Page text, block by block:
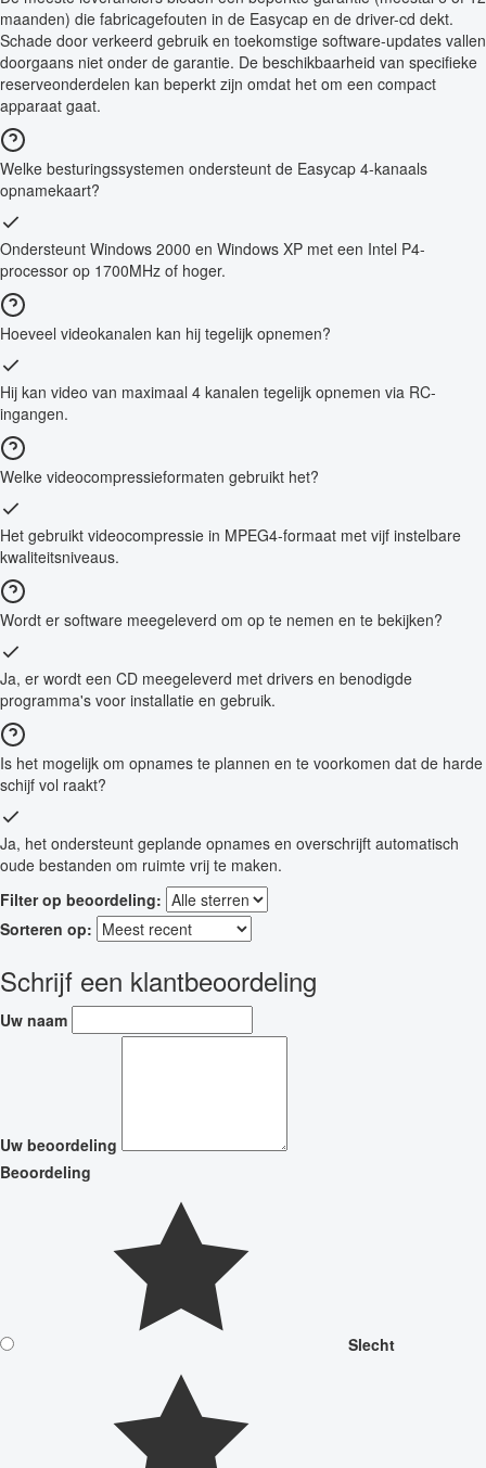
maanden) die fabricagefouten in de Easycap en de driver-cd dekt.
Schade door verkeerd gebruik en toekomstige software-updates vallen
doorgaans niet onder de garantie. De beschikbaarheid van specifieke
reserveonderdelen kan beperkt zijn omdat het om een compact
apparaat gaat.
Welke besturingssystemen ondersteunt de Easycap 4-kanaals
opnamekaart?
Ondersteunt Windows 2000 en Windows XP met een Intel P4-
processor op 1700MHz of hoger.
Hoeveel videokanalen kan hij tegelijk opnemen?
Hij kan video van maximaal 4 kanalen tegelijk opnemen via RC-
ingangen.
Welke videocompressieformaten gebruikt het?
Het gebruikt videocompressie in MPEG4-formaat met vijf instelbare
kwaliteitsniveaus.
Wordt er software meegeleverd om op te nemen en te bekijken?
Ja, er wordt een CD meegeleverd met drivers en benodigde
programma's voor installatie en gebruik.
Is het mogelijk om opnames te plannen en te voorkomen dat de harde
schijf vol raakt?
Ja, het ondersteunt geplande opnames en overschrijft automatisch
oude bestanden om ruimte vrij te maken.
Filter op beoordeling:
Sorteren op:
Schrijf een klantbeoordeling
Uw naam
Uw beoordeling
Beoordeling
Slecht